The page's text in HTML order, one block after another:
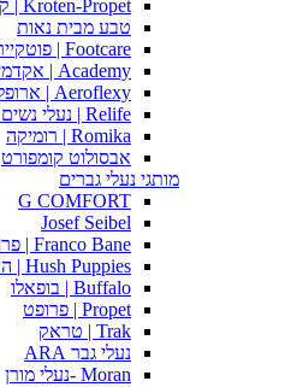
Kroten-Propet | קרוטן-פרופט
טבע מבית נאות
Footcare | פוטקייר
Academy | אקדמי
Aeroflexy | ארופלקסי
Relife | נעלי נשים רילייף
Romika | רומיקה
אבסולוט קומפורט
מותגי נעלי גברים
G COMFORT
Josef Seibel
Franco Bane | פרנקו בן
Hush Puppies | האש פפיס
Buffalo | בופאלו
Propet | פרופט
Trak | טראק
נעלי גבר ARA
Moran -נעלי מורן